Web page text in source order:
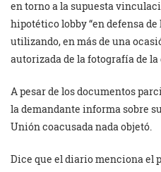
en torno a la supuesta
hipotético lobby “en defensa
utilizando, en más de una
autorizada de la fotografía de
A pesar de los documentos
la demandante informa sobre
Unión coacusada nada objetó.
Dice que el diario menciona el